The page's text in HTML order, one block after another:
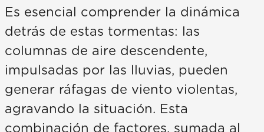
Es esencial comprender la dinámica
detrás de estas tormentas: las
columnas de aire descendente,
impulsadas por las lluvias, pueden
generar ráfagas de viento violentas,
agravando la situación. Esta
combinación de factores, sumada al